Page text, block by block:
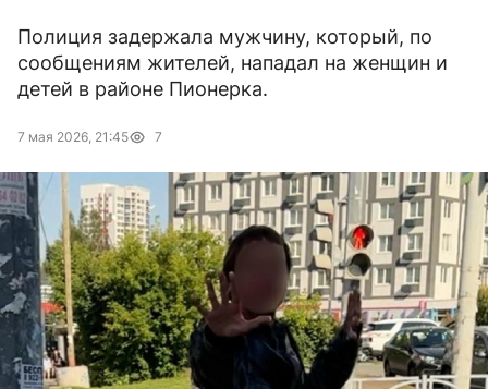
Полиция задержала мужчину, который, по
сообщениям жителей, нападал на женщин и
детей в районе Пионерка.
7 мая 2026, 21:45 7